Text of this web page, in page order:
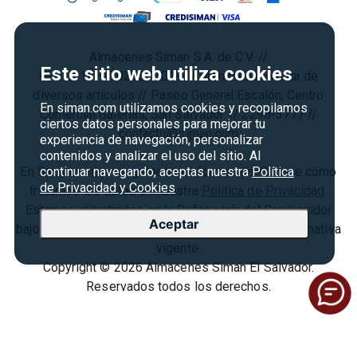
Este sitio web utiliza cookies
En siman.com utilizamos cookies y recopilamos
ciertos datos personales para mejorar tu
experiencia de navegación, personalizar
contenidos y analizar el uso del sitio. Al
continuar navegando, aceptas nuestra Política
de Privacidad y Cookies
Aceptar
Política de Privacidad
Derecho de Retracto
Términos y condiciones
Agosto es diversión
NIT: 0614–170266–001-3 // Almacenes venta de
Comercial Galerías, San Salvador. // 2298-3777 //
contacto@siman.com
En Siman.com protegemos tu información. Conoce cómo
tratamos tus datos en nuestra
Estamos registrados en la Defensoría del Consumidor
N° SCE240-07-2024, cumpliendo con la normativa
Copyright © 2026 Almacenes Siman El Salvador.
Reservados todos los derechos.